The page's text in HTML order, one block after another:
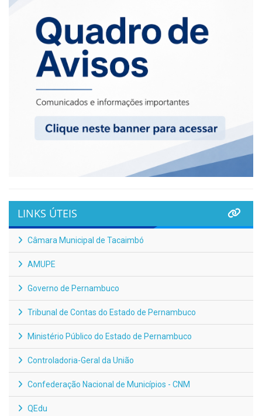
LINKS ÚTEIS
Câmara Municipal de Tacaimbó
AMUPE
Governo de Pernambuco
Tribunal de Contas do Estado de Pernambuco
Ministério Público do Estado de Pernambuco
Controladoria-Geral da União
Confederação Nacional de Municípios - CNM
QEdu